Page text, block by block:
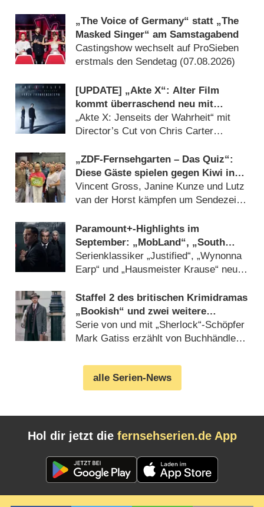
„The Voice of Germany“ statt „The
Masked Singer“ am Samstagabend
Castingshow wechselt auf ProSieben
erstmals den Sendetag (07.08.2026)
[UPDATE] „Akte X“: Alter Film
kommt überraschend neu mit
deutlich mehr Horror
„Akte X: Jenseits der Wahrheit“ mit
Director’s Cut von Chris Carter
„ZDF-Fernsehgarten – Das Quiz“:
Diese Gäste spielen gegen Kiwi in
der Sonderfolge am 9. August 2026
Vincent Gross, Janine Kunze und Lutz
van der Horst kämpfen um Sendezeit
Paramount+-Highlights im
September: „MobLand“, „South
Park“, „FBI“, „DOC“ und
„Farscape“
Serienklassiker „Justified“, „Wynonna
Earp“ und „Hausmeister Krause“ neu
Staffel 2 des britischen Krimidramas
„Bookish“ und zwei weitere
Premieren im Oktober bei AXN
Serie von und mit „Sherlock“-Schöpfer
Mark Gatiss erzählt von Buchhändler
(07.08.2026)
alle Serien-News
Hol dir jetzt die fernsehserien.de App